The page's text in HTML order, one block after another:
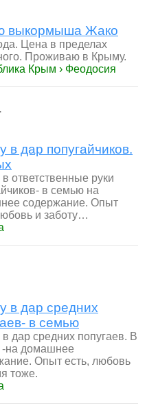
выкормыша Жако
Цена в пределах
Проживаю в Крыму.
Крым › Феодосия
в дар попугайчиков.
ответственные руки
в семью на
содержание. Опыт
и заботу…
в дар средних
в семью
дар средних попугаев. В
на домашнее
Опыт есть, любовь
тоже.